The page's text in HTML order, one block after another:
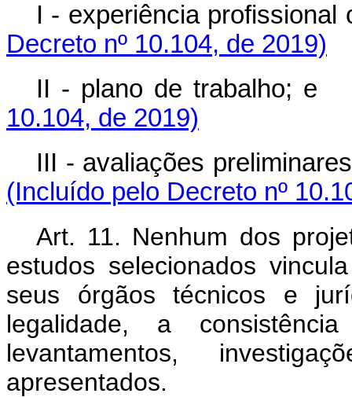
I - experiência
Decreto nº 10.104, de 2019)
II - plano de
10.104, de 2019)
III - avaliações
(Incluído pelo Decreto nº
Art. 11. Nenhum dos
estudos selecionados
seus órgãos técnicos e
legalidade, a
levantamentos,
apresentados.